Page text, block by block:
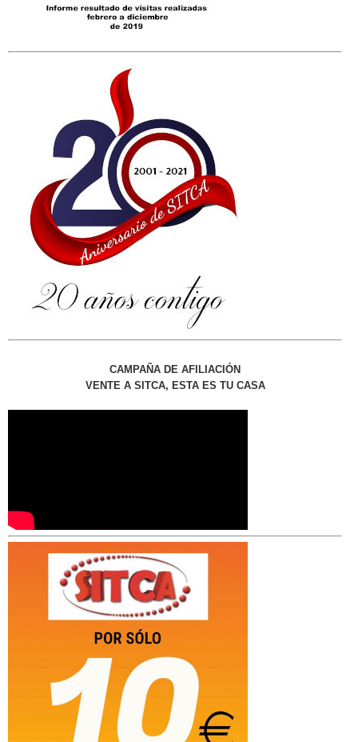
CAMPAÑA DE AFILIACIÓN
VENTE A SITCA, ESTA ES TU CASA